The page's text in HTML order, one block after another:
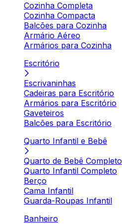
Cozinha Completa
Cozinha Compacta
Balcões para Cozinha
Armário Aéreo
Armários para Cozinha
Escritório
Escrivaninhas
Cadeiras para Escritório
Armários para Escritório
Gaveteiros
Balcões para Escritório
Quarto Infantil e Bebê
Quarto de Bebê Completo
Quarto Infantil Completo
Berço
Cama Infantil
Guarda-Roupas Infantil
Banheiro